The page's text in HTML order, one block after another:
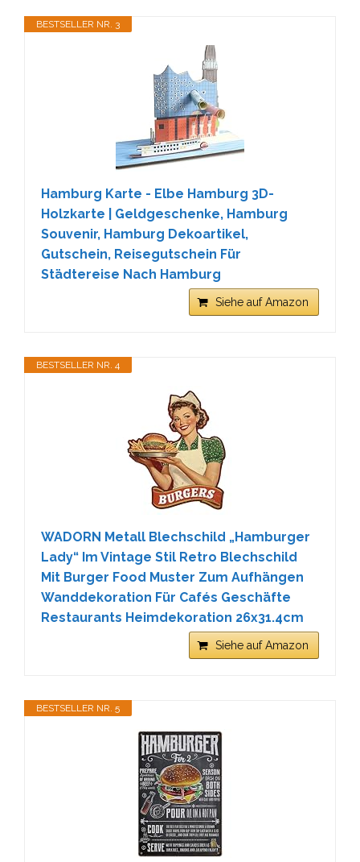
BESTSELLER NR. 3
Hamburg Karte - Elbe Hamburg 3D-
Holzkarte | Geldgeschenke, Hamburg
Souvenir, Hamburg Dekoartikel,
Gutschein, Reisegutschein Für
Städtereise Nach Hamburg
Siehe auf Amazon
BESTSELLER NR. 4
WADORN Metall Blechschild „Hamburger
Lady“ Im Vintage Stil Retro Blechschild
Mit Burger Food Muster Zum Aufhängen
Wanddekoration Für Cafés Geschäfte
Restaurants Heimdekoration 26x31.4cm
Siehe auf Amazon
BESTSELLER NR. 5